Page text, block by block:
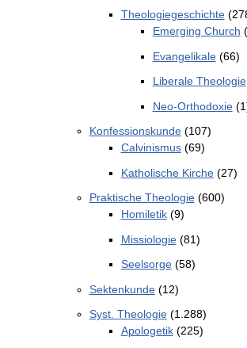
Theologiegeschichte
Emerging Church
Evangelikale(66)
Liberale Theologie
Neo-Orthodoxie
Konfessionskunde(107)
Calvinismus(69)
Katholische Kirche(27)
Praktische Theologie(600)
Homiletik(9)
Missiologie(81)
Seelsorge(58)
Sektenkunde(12)
Syst. Theologie(1.288)
Apologetik(225)